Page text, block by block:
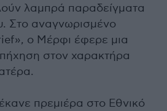
λαμπρά παραδείγματα
Στο αναγνωρισμένο
ο Μέρφι έφερε μια
στον χαρακτήρα
πρεμιέρα στο Εθνικό